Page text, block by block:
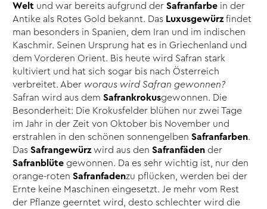
Welt und war bereits aufgrund derSafranfarbe in der
Antike als Rotes Gold bekannt. Das Luxusgewürzfindet
man besonders in Spanien, dem Iran und im indischen
Kaschmir. Seinen Ursprung hat es in Griechenland und
dem Vorderen Orient. Bis heute wird Safran stark
kultiviert und hat sich sogar bis nach Österreich
verbreitet. Aber woraus wird Safran gewonnen?
Safran wird aus demSafrankrokusgewonnen. Die
Besonderheit: Die Krokusfelder blühen nur zwei Tage
im Jahr in der Zeit von Oktober bis November und
erstrahlen in den schönen sonnengelbenSafranfarben.
DasSafrangewürzwird aus denSafranfäden der
Safranblüte gewonnen. Da es sehr wichtig ist, nur den
orange-rotenSafranfadenzu pflücken, werden bei der
Ernte keine Maschinen eingesetzt. Je mehr vom Rest
der Pflanze geerntet wird, desto schlechter wird die